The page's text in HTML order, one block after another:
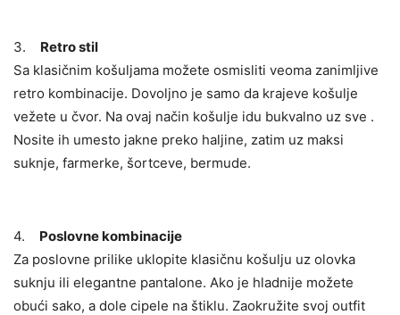
3. Retro stil
Sa klasičnim košuljama možete osmisliti veoma zanimljive
retro kombinacije. Dovoljno je samo da krajeve košulje
vežete u čvor. Na ovaj način košulje idu bukvalno uz sve .
Nosite ih umesto jakne preko haljine, zatim uz maksi
suknje, farmerke, šortceve, bermude.
4. Poslovne kombinacije
Za poslovne prilike uklopite klasičnu košulju uz olovka
suknju ili elegantne pantalone. Ako je hladnije možete
obući sako, a dole cipele na štiklu. Zaokružite svoj outfit